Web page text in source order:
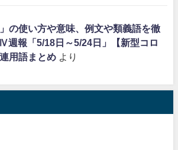
の使い方や意味、例文や類義語を徹
週報「5/18日～5/24日」【新型コロ
用語まとめ より